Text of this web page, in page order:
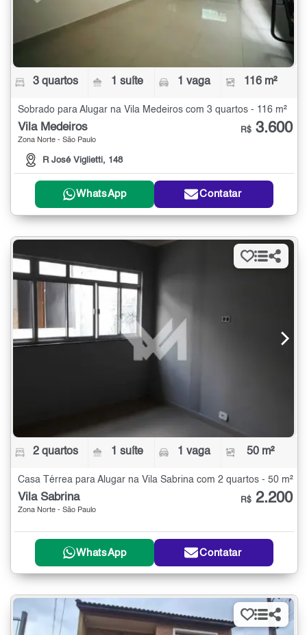
3 quartos 1 suíte 1 vaga 116 m²
Sobrado para Alugar na Vila Medeiros com 3 quartos - 116 m²
Vila Medeiros
Zona Norte - São Paulo
R José Viglietti, 148
R$ 3.600
WhatsApp Contatar
2 quartos 1 suíte 1 vaga 50 m²
Casa Térrea para Alugar na Vila Sabrina com 2 quartos - 50 m²
Vila Sabrina
Zona Norte - São Paulo
R$ 2.200
WhatsApp Contatar